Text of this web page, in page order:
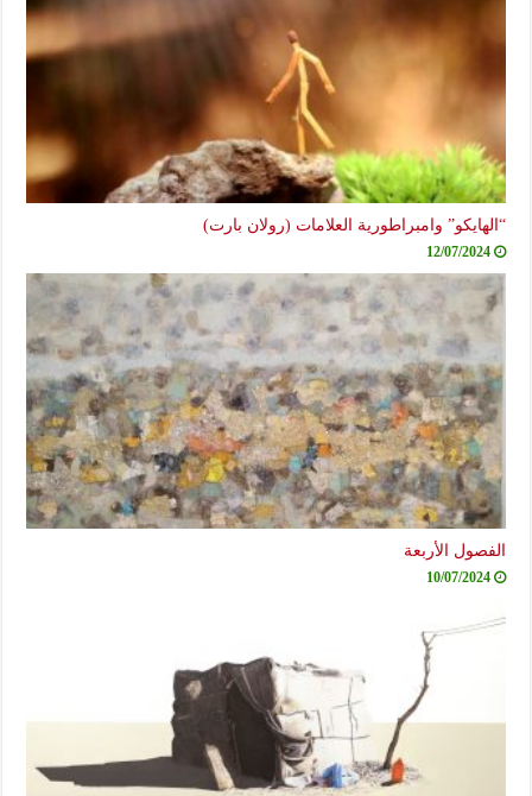
“الهايكو” وامبراطورية العلامات (رولان بارت)
12/07/2024
الفصول الأربعة
10/07/2024